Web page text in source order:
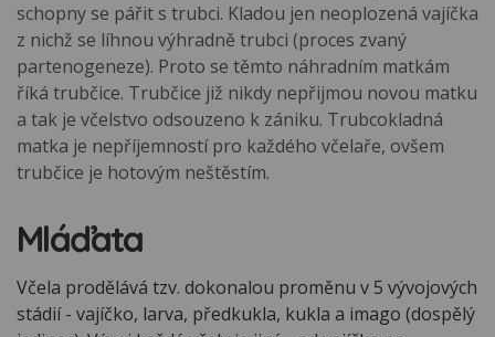
schopny se pářit s trubci. Kladou jen neoplozená vajíčka
z nichž se líhnou výhradně trubci (proces zvaný
partenogeneze). Proto se těmto náhradním matkám
říká trubčice. Trubčice již nikdy nepřijmou novou matku
a tak je včelstvo odsouzeno k zániku. Trubcokladná
matka je nepříjemností pro každého včelaře, ovšem
trubčice je hotovým neštěstím.
Mláďata
Včela prodělává tzv. dokonalou proměnu v 5 vývojových
stádií - vajíčko, larva, předkukla, kukla a imago (dospělý